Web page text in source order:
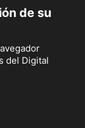
de su
del Digital